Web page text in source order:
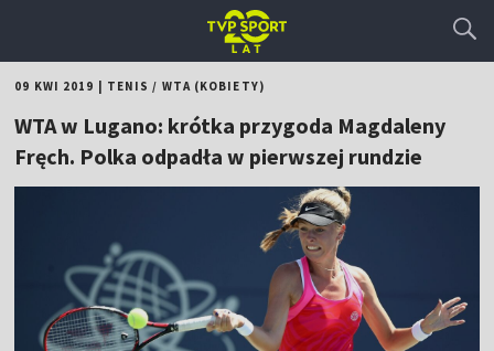
09 KWI 2019 TENIS / WTA (KOBIETY)
WTA w Lugano: krótka przygoda Magdaleny
Fręch. Polka odpadła w pierwszej rundzie